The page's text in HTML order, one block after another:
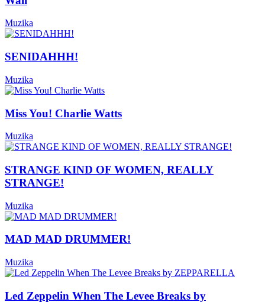
Muzika
SENIDAHHH!
Muzika
Miss You! Charlie Watts
Muzika
STRANGE KIND OF WOMEN, REALLY
STRANGE!
Muzika
MAD MAD DRUMMER!
Muzika
Led Zeppelin When The Levee Breaks by